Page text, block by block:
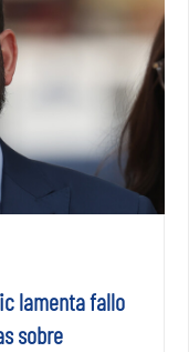
lamenta fallo
sobre